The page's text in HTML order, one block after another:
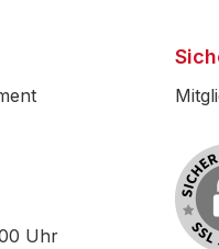
Uhr